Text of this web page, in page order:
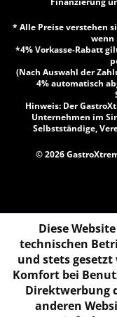
* Alle Preise verstehen
wenn
*4% Vorkasse-Rabatt
(Nach Auswahl der
4% automatisch
Hinweis: Der
Unternehmen im
Selbstständige,
© 2026
Diese
technischen
und stets gesetzt
Komfort bei
Direktwerbung
anderen